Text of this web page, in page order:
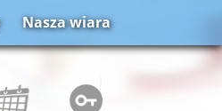
Nasza wiara